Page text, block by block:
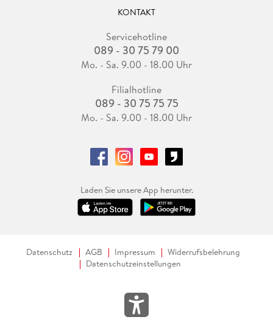
KONTAKT
Servicehotline
089 - 30 75 79 00
Mo. - Sa. 9.00 - 18.00 Uhr
Filialhotline
089 - 30 75 75 75
Mo. - Sa. 9.00 - 18.00 Uhr
Laden Sie unsere App herunter.
Datenschutz AGB Impressum
Widerrufsbelehrung
Datenschutzeinstellungen